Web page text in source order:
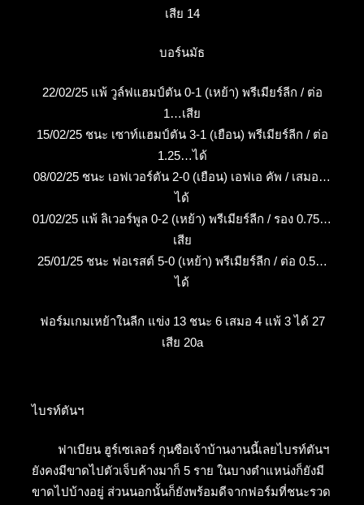
เสีย 14
บอร์นมัธ
22/02/25 แพ้ วูล์ฟแฮมป์ตัน 0-1 (เหย้า) พรีเมียร์ลีก / ต่อ
1…เสีย
15/02/25 ชนะ เซาท์แฮมป์ตัน 3-1 (เยือน) พรีเมียร์ลีก / ต่อ
1.25…ได้
08/02/25 ชนะ เอฟเวอร์ตัน 2-0 (เยือน) เอฟเอ คัพ / เสมอ…
ได้
01/02/25 แพ้ ลิเวอร์พูล 0-2 (เหย้า) พรีเมียร์ลีก / รอง 0.75…
เสีย
25/01/25 ชนะ ฟอเรสต์ 5-0 (เหย้า) พรีเมียร์ลีก / ต่อ 0.5…
ได้
ฟอร์มเกมเหย้าในลีก แข่ง 13 ชนะ 6 เสมอ 4 แพ้ 3 ได้ 27
เสีย 20a
ไบรท์ตันฯ
ฟาเบียน ฮูร์เซเลอร์ กุนซือเจ้าบ้านงานนี้เลยไบรท์ตันฯ
ยังคงมีขาดไปตัวเจ็บค้างมาก็ 5 ราย ในบางตำแหน่งก็ยังมี
ขาดไปบ้างอยู่ ส่วนนอกนั้นก็ยังพร้อมดีจากฟอร์มที่ชนะรวด